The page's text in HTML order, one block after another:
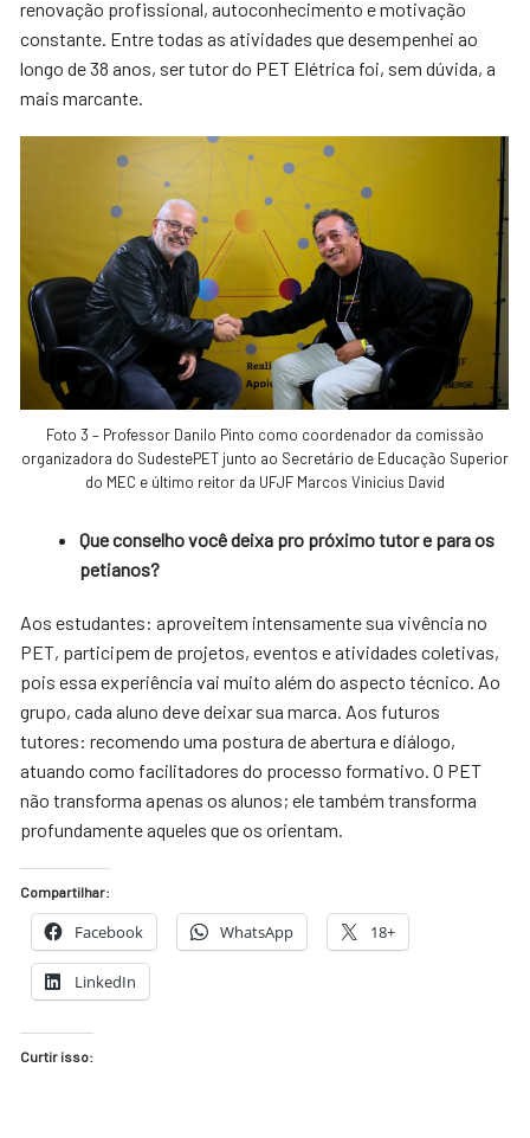
renovação profissional, autoconhecimento e motivação
constante. Entre todas as atividades que desempenhei ao
longo de 38 anos, ser tutor do PET Elétrica foi, sem dúvida, a
mais marcante.
Foto 3 – Professor Danilo Pinto como coordenador da comissão
organizadora do SudestePET junto ao Secretário de Educação Superior
do MEC e último reitor da UFJF Marcos Vinicius David
Que conselho você deixa pro próximo tutor e para os
petianos?
Aos estudantes: aproveitem intensamente sua vivência no
PET, participem de projetos, eventos e atividades coletivas,
pois essa experiência vai muito além do aspecto técnico. Ao
grupo, cada aluno deve deixar sua marca. Aos futuros
tutores: recomendo uma postura de abertura e diálogo,
atuando como facilitadores do processo formativo. O PET
não transforma apenas os alunos; ele também transforma
profundamente aqueles que os orientam.
Compartilhar:
Facebook WhatsApp 18+
LinkedIn
Curtir isso: